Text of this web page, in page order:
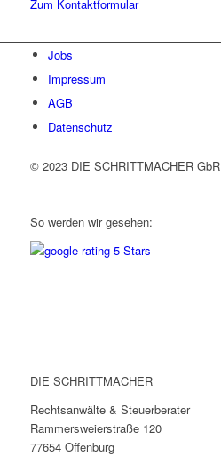
Zum Kontaktformular
Jobs
Impressum
AGB
Datenschutz
© 2023 DIE SCHRITTMACHER GbR
So werden wir gesehen:
DIE SCHRITTMACHER
Rechtsanwälte & Steuerberater
Rammersweierstraße 120
77654 Offenburg